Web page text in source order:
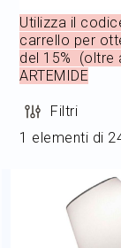
Arredo
Home
Outlet
Il mio
Utilizza il
carrello per
del 15% (oltre
ARTEMIDE
1 elementi di
Filtri